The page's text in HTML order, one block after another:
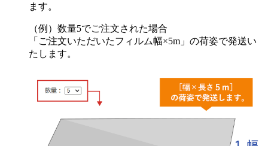
ます。
（例）数量5でご注文された場合
「ご注文いただいたフィルム幅×5m」の荷姿で発送い
たします。